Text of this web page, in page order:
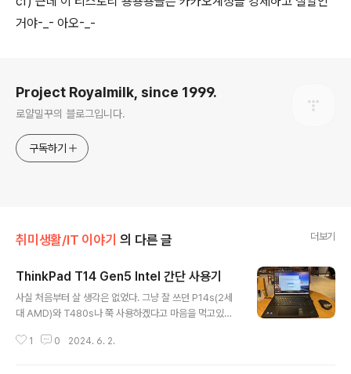
거야-_- 아오-_-
Project Royalmilk, since 1999.
로얄밀꾸의 블로그입니다.
구독하기
취미생활/IT 이야기 의 다른 글 더보기
ThinkPad T14 Gen5 Intel 간단 사용기
사실 처음부터 살 생각은 없었다. 그냥 잘 쓰던 P14s(2세
대 AMD)와 T480s나 쭉 사용하겠다고 마음을 먹고있었
뜬금없는 곳에서 보고야 말았는데... 아니?? 램슬롯이 두
1 0 2024. 6. 2.